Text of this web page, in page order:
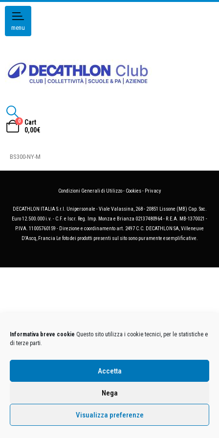
Informativa breve cookie Questo sito utilizza i cookie tecnici, per le statistiche e
di terze parti.
Accetta
Nega
Visualizza preferenze
menu
0
Cart
0,00€
BS300-NY-M
Condizioni Generali di Utilizzo- Cookies- Privacy
DECATHLON ITALIA S.r.l. Unipersonale - Viale Valassina, 268 - 20851 Lissone (MB) Cap. Soc.
Euro 12.500.000 i.v. - C.F. e Iscr. Reg. Imp. Monza e Brianza 02137480964 - R.E.A. MB-1370021 -
P.IVA. 11005760159 - Direzione e coordinamento art. 2497 C.C. DECATHLON SA, Villeneuve
D'Ascq, Francia Le foto dei prodotti presenti sul sito sono puramente esemplificative.